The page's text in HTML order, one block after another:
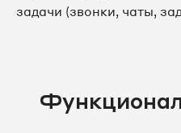
задачи (звонки, чаты,